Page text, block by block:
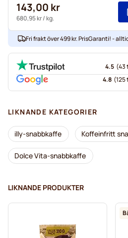
143,00 kr
680,95 kr/ kg.
Fri frakt över 499 kr. PrisGaranti! -
4.5 (43
4.8 (125
LIKNANDE KATEGORIER
illy-snabbkaffe Koffeinfritt
Dolce Vita-snabbkaffe
LIKNANDE PRODUKTER